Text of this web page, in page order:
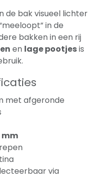
de bak visueel lichter
in de
bakken in een rij
en lage pootjesis
met afgeronde
mm
via